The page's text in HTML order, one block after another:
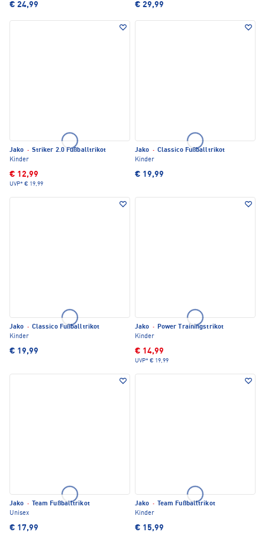
€ 24,99 € 29,99
Jako · Striker 2.0 Fußballtrikot
Kinder
€ 12,99
UVP* € 19,99
Jako · Classico Fußballtrikot
Kinder
€ 19,99
Jako · Classico Fußballtrikot
Kinder
€ 19,99
Jako · Power Trainingstrikot
Kinder
€ 14,99
UVP* € 19,99
Jako ·
Team Fußballtrikot
Unisex
€ 17,99
Jako ·
Team Fußballtrikot
Kinder
€ 15,99